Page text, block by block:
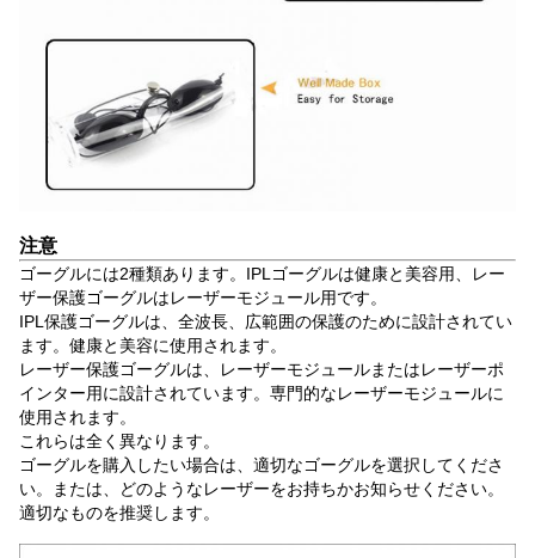
注意
ゴーグルには2種類あります。IPLゴーグルは健康と美容用、レー
ザー保護ゴーグルはレーザーモジュール用です。
IPL保護ゴーグルは、全波長、広範囲の保護のために設計されてい
ます。健康と美容に使用されます。
レーザー保護ゴーグルは、レーザーモジュールまたはレーザーポ
インター用に設計されています。専門的なレーザーモジュールに
使用されます。
これらは全く異なります。
ゴーグルを購入したい場合は、適切なゴーグルを選択してくださ
い。または、どのようなレーザーをお持ちかお知らせください。
適切なものを推奨します。